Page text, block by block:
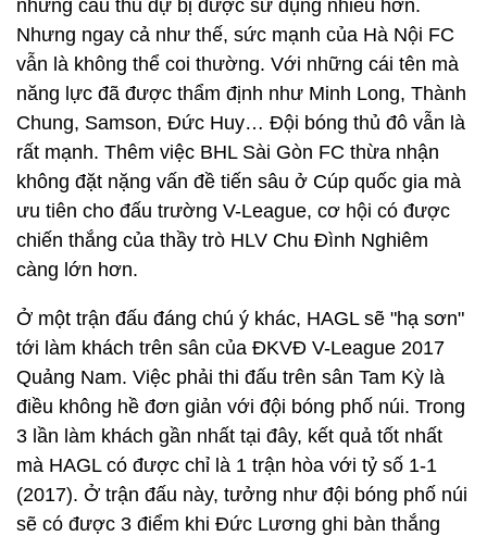
những cầu thủ dự bị được sử dụng nhiều hơn.
Nhưng ngay cả như thế, sức mạnh của Hà Nội FC
vẫn là không thể coi thường. Với những cái tên mà
năng lực đã được thẩm định như Minh Long, Thành
Chung, Samson, Đức Huy… Đội bóng thủ đô vẫn là
rất mạnh. Thêm việc BHL Sài Gòn FC thừa nhận
không đặt nặng vấn đề tiến sâu ở Cúp quốc gia mà
ưu tiên cho đấu trường V-League, cơ hội có được
chiến thắng của thầy trò HLV Chu Đình Nghiêm
càng lớn hơn.
Ở một trận đấu đáng chú ý khác, HAGL sẽ "hạ sơn"
tới làm khách trên sân của ĐKVĐ V-League 2017
Quảng Nam. Việc phải thi đấu trên sân Tam Kỳ là
điều không hề đơn giản với đội bóng phố núi. Trong
3 lần làm khách gần nhất tại đây, kết quả tốt nhất
mà HAGL có được chỉ là 1 trận hòa với tỷ số 1-1
(2017). Ở trận đấu này, tưởng như đội bóng phố núi
sẽ có được 3 điểm khi Đức Lương ghi bàn thắng